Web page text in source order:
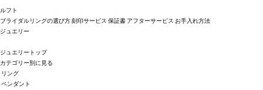
ルフト
ブライダルリングの選び方刻印サービス 保証書 アフターサービス お手入れ方法
ジュエリー
ジュエリートップ
カテゴリー別に見る
リング
ペンダント